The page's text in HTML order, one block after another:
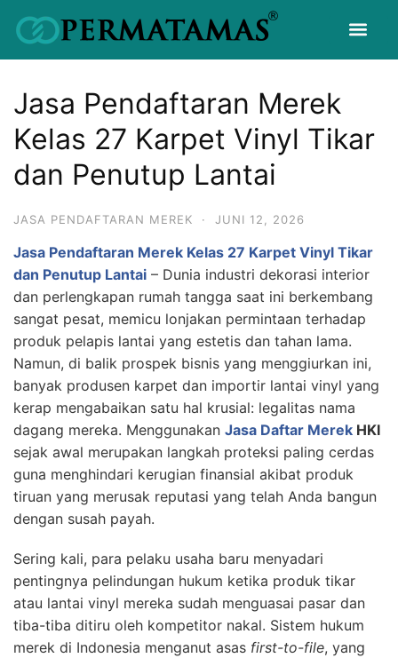
Jasa Pendaftaran Merek
Kelas 27 Karpet Vinyl Tikar
dan Penutup Lantai
JASA PENDAFTARAN MEREK · JUNI 12, 2026
Jasa Pendaftaran Merek Kelas 27 Karpet Vinyl Tikar
dan Penutup Lantai – Dunia industri dekorasi interior
dan perlengkapan rumah tangga saat ini berkembang
sangat pesat, memicu lonjakan permintaan terhadap
produk pelapis lantai yang estetis dan tahan lama.
Namun, di balik prospek bisnis yang menggiurkan ini,
banyak produsen karpet dan importir lantai vinyl yang
kerap mengabaikan satu hal krusial: legalitas nama
dagang mereka. Menggunakan Jasa Daftar Merek HKI
sejak awal merupakan langkah proteksi paling cerdas
guna menghindari kerugian finansial akibat produk
tiruan yang merusak reputasi yang telah Anda bangun
dengan susah payah.
Sering kali, para pelaku usaha baru menyadari
pentingnya pelindungan hukum ketika produk tikar
atau lantai vinyl mereka sudah menguasai pasar dan
tiba-tiba ditiru oleh kompetitor nakal. Sistem hukum
merek di Indonesia menganut asas first-to-file, yang